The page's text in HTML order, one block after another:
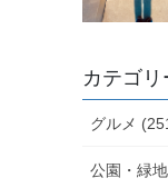
カテゴリ
グルメ
公園・緑